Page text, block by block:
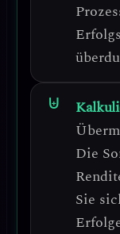
Die
Sie